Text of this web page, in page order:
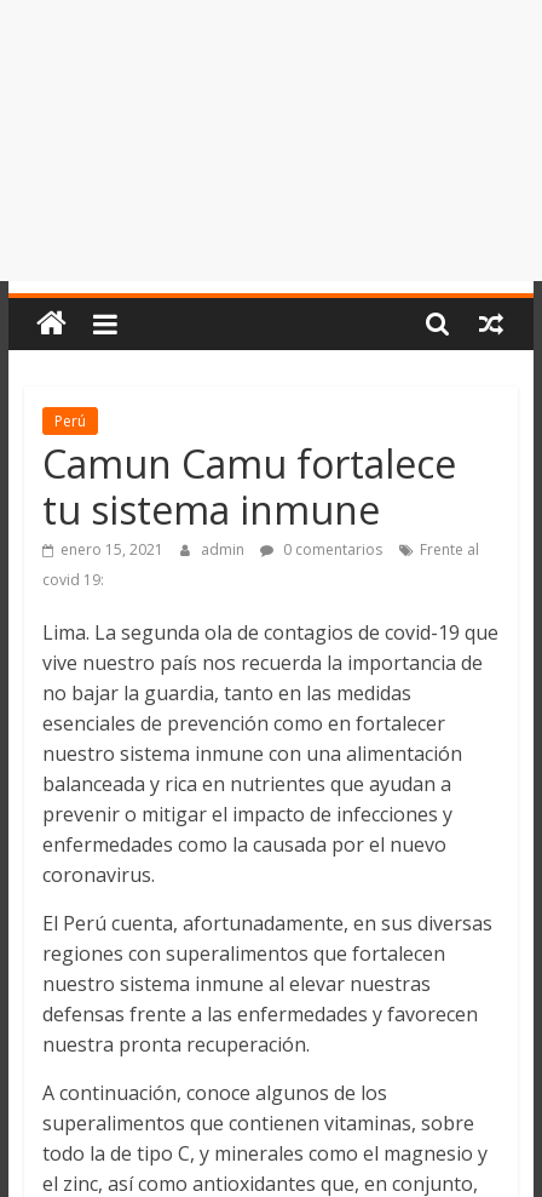
Perú
Camun Camu fortalece
tu sistema inmune
enero 15, 2021 admin 0 comentarios
Frente al
covid 19:
Lima. La segunda ola de contagios de covid-19 que
vive nuestro país nos recuerda la importancia de
no bajar la guardia, tanto en las medidas
esenciales de prevención como en fortalecer
nuestro sistema inmune con una alimentación
balanceada y rica en nutrientes que ayudan a
prevenir o mitigar el impacto de infecciones y
enfermedades como la causada por el nuevo
coronavirus.
El Perú cuenta, afortunadamente, en sus diversas
regiones con superalimentos que fortalecen
nuestro sistema inmune al elevar nuestras
defensas frente a las enfermedades y favorecen
nuestra pronta recuperación.
A continuación, conoce algunos de los
superalimentos que contienen vitaminas, sobre
todo la de tipo C, y minerales como el magnesio y
el zinc, así como antioxidantes que, en conjunto,